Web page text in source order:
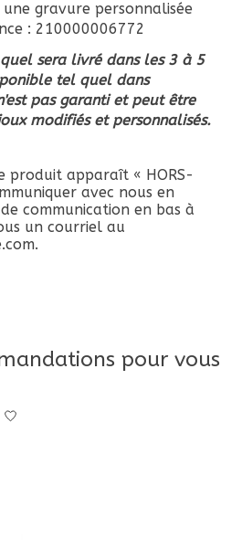
gravure personnalisée
: 210000006772
sera livré dans les 3 à 5
tel quel dans
pas garanti et peut être
modifiés et personnalisés.
produit apparaît « HORS-
avec nous en
communication en bas à
un courriel au
.
pour vous
produits